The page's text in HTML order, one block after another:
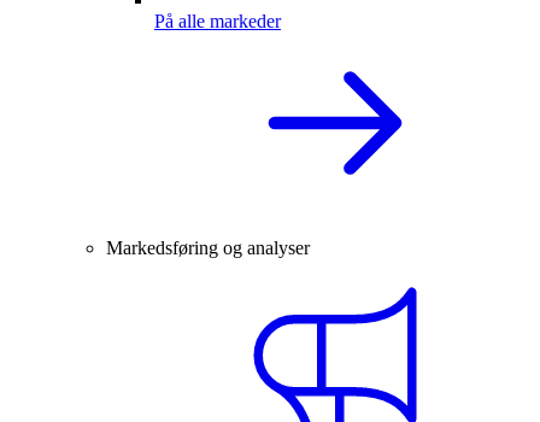
På alle markeder
Markedsføring og analyser